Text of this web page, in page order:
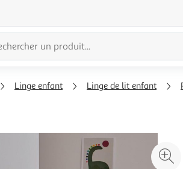
Linge enfant Linge de lit enfant